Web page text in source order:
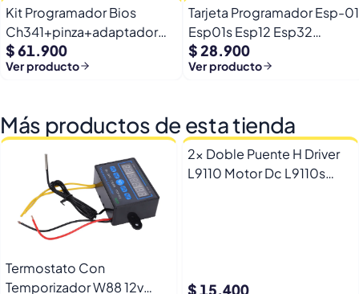
Kit Programador Bios
Ch341+pinza+adaptador
1,8v+socket 150mm
$ 61.900
Ver producto
Tarjeta Programador Esp-01
Esp01s Esp12 Esp32
Ch340g
$ 28.900
Ver producto
Más productos de esta tienda
Termostato Con
Temporizador W88 12v
2x Doble Puente H Driver
L9110 Motor Dc L9110s
$ 15.400